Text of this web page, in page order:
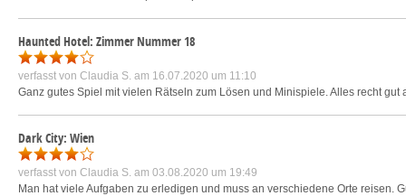
Haunted Hotel: Zimmer Nummer 18
verfasst von Claudia S. am 16.07.2020 um 11:10
Ganz gutes Spiel mit vielen Rätseln zum Lösen und Minispiele. Alles recht
Dark City: Wien
verfasst von Claudia S. am 03.08.2020 um 19:49
Man hat viele Aufgaben zu erledigen und muss an verschiedene Orte